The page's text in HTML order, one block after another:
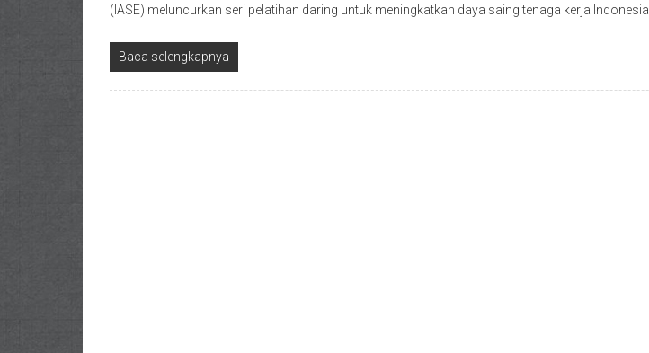
(IASE) meluncurkan seri pelatihan daring untuk meningkatkan daya saing tenaga kerja Indonesia.
Baca selengkapnya